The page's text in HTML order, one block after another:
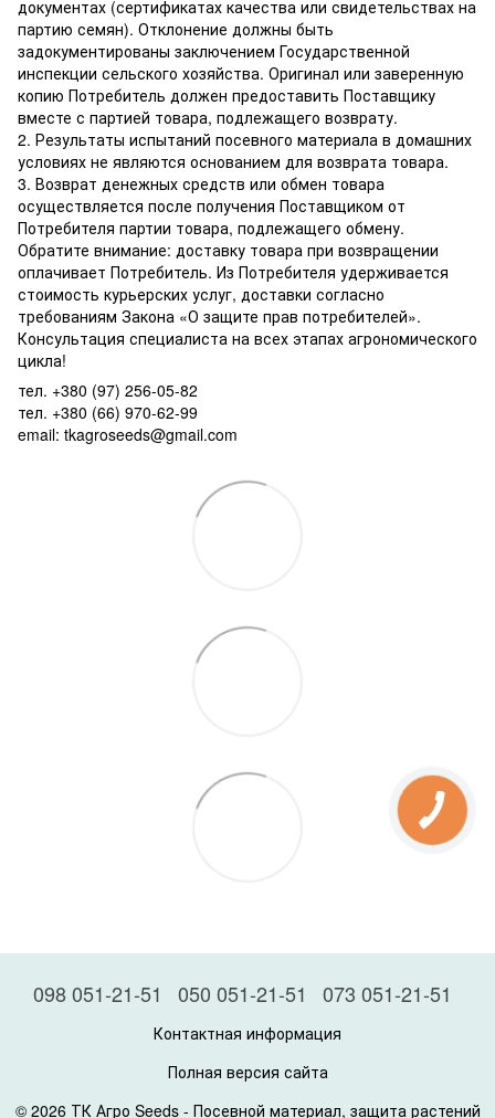
документах (сертификатах качества или свидетельствах на
партию семян). Отклонение должны быть
задокументированы заключением Государственной
инспекции сельского хозяйства. Оригинал или заверенную
копию Потребитель должен предоставить Поставщику
вместе с партией товара, подлежащего возврату.
2. Результаты испытаний посевного материала в домашних
условиях не являются основанием для возврата товара.
3. Возврат денежных средств или обмен товара
осуществляется после получения Поставщиком от
Потребителя партии товара, подлежащего обмену.
Обратите внимание: доставку товара при возвращении
оплачивает Потребитель. Из Потребителя удерживается
стоимость курьерских услуг, доставки согласно
требованиям Закона «О защите прав потребителей».
Консультация специалиста на всех этапах агрономического
цикла!
тел. +380 (97) 256-05-82
тел. +380 (66) 970-62-99
email: tkagroseeds@gmail.com
098 051-21-51 050 051-21-51 073 051-21-51
Контактная информация
Полная версия сайта
© 2026 ТК Агро Seeds - Посевной материал, защита растений